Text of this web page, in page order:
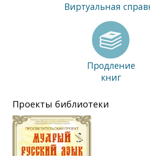
Виртуальная
Продление
книг
Проекты библиотеки